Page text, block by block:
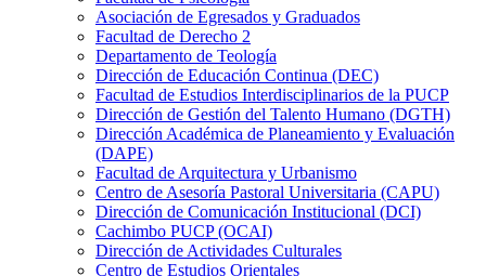
Asociación de Egresados y Graduados
Facultad de Derecho 2
Departamento de Teología
Dirección de Educación Continua (DEC)
Facultad de Estudios Interdisciplinarios de la PUCP
Dirección de Gestión del Talento Humano (DGTH)
Dirección Académica de Planeamiento y Evaluación
(DAPE)
Facultad de Arquitectura y Urbanismo
Centro de Asesoría Pastoral Universitaria (CAPU)
Dirección de Comunicación Institucional (DCI)
Cachimbo PUCP (OCAI)
Dirección de Actividades Culturales
Centro de Estudios Orientales